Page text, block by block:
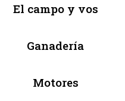
El campo y vos
Ganadería
Motores